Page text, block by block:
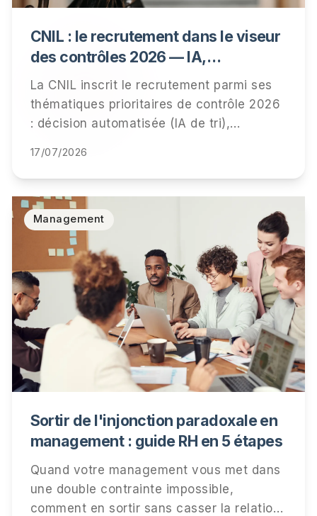
CNIL : le recrutement dans le viseur
des contrôles 2026 — IA,
information des candidats,
conservation des données
La CNIL inscrit le recrutement parmi ses
thématiques prioritaires de contrôle 2026
: décision automatisée (IA de tri),
conservation. Qui est visé, ce qui sera
vérifié, et la checklist pour être prêt.
17/07/2026
Management
Sortir de l'injonction paradoxale en
management : guide RH en 5 étapes
Quand votre management vous met dans
une double contrainte impossible,
comment en sortir sans casser la relation